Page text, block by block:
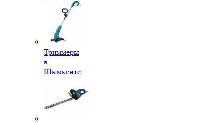
Триммеры
в
Шымкенте